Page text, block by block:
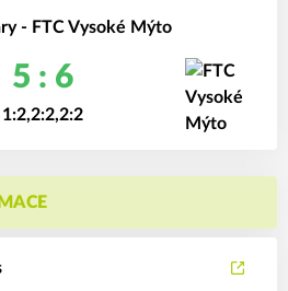
- FTC Vysoké Mýto
5 : 6
1:2,2:2,2:2